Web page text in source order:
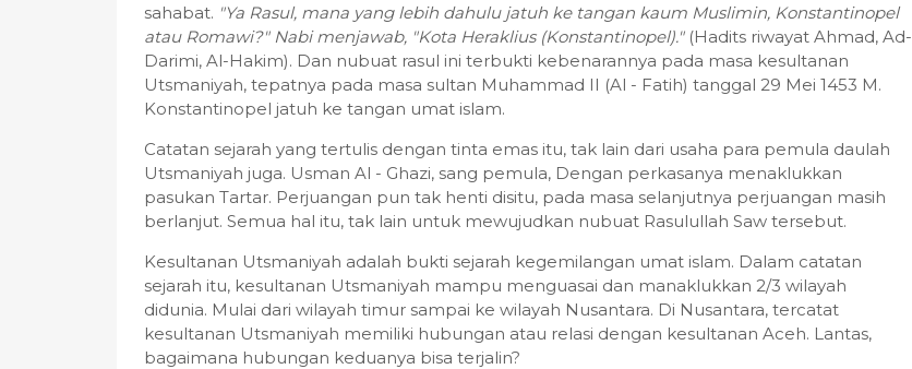
sahabat. "Ya Rasul, mana yang lebih dahulu jatuh ke tangan kaum Muslimin, Konstantinopel
atau Romawi?" Nabi menjawab, "Kota Heraklius (Konstantinopel)."(Hadits riwayat Ahmad, Ad-
Darimi, Al-Hakim). Dan nubuat rasul ini terbukti kebenarannya pada masa kesultanan
Utsmaniyah, tepatnya pada masa sultan Muhammad II (Al - Fatih) tanggal 29 Mei 1453 M.
Konstantinopel jatuh ke tangan umat islam.
Catatan sejarah yang tertulis dengan tinta emas itu, tak lain dari usaha para pemula daulah
Utsmaniyah juga. Usman Al - Ghazi, sang pemula, Dengan perkasanya menaklukkan
pasukan Tartar. Perjuangan pun tak henti disitu, pada masa selanjutnya perjuangan masih
berlanjut. Semua hal itu, tak lain untuk mewujudkan nubuat Rasulullah Saw tersebut.
Kesultanan Utsmaniyah adalah bukti sejarah kegemilangan umat islam. Dalam catatan
sejarah itu, kesultanan Utsmaniyah mampu menguasai dan manaklukkan 2/3 wilayah
didunia. Mulai dari wilayah timur sampai ke wilayah Nusantara. Di Nusantara, tercatat
kesultanan Utsmaniyah memiliki hubungan atau relasi dengan kesultanan Aceh. Lantas,
bagaimana hubungan keduanya bisa terjalin?